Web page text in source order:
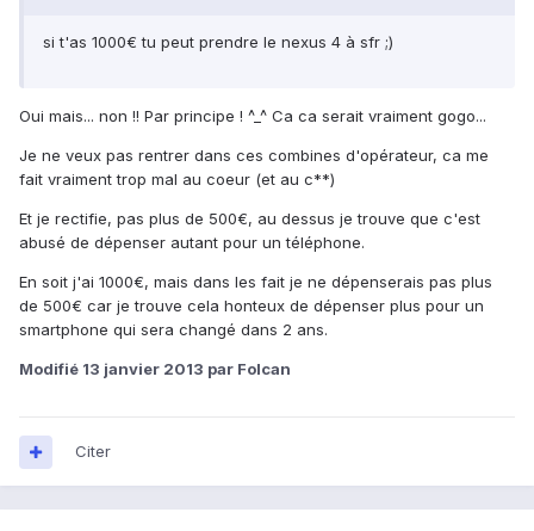
si t'as 1000€ tu peut prendre le nexus 4 à sfr ;)
Oui mais... non !! Par principe ! ^_^ Ca ca serait vraiment gogo...
Je ne veux pas rentrer dans ces combines d'opérateur, ca me
fait vraiment trop mal au coeur (et au c**)
Et je rectifie, pas plus de 500€, au dessus je trouve que c'est
abusé de dépenser autant pour un téléphone.
En soit j'ai 1000€, mais dans les fait je ne dépenserais pas plus
de 500€ car je trouve cela honteux de dépenser plus pour un
smartphone qui sera changé dans 2 ans.
Modifié 13 janvier 2013 par Folcan
Citer